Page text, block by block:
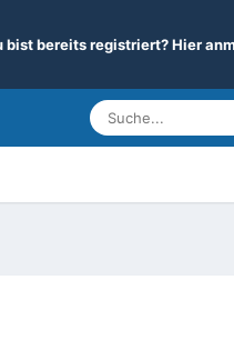
bist bereits registriert? Hier